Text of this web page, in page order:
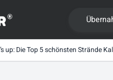
up: Die Top 5 schönsten Strände